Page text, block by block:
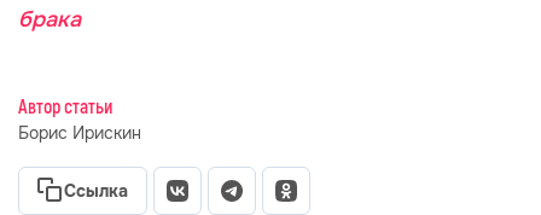
брака
Автор статьи
Борис Ирискин
Ссылка